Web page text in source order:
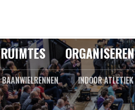
BAANWIELRENNEN INDOOR ATLETIEK
RUIMTES ORGANISEREN